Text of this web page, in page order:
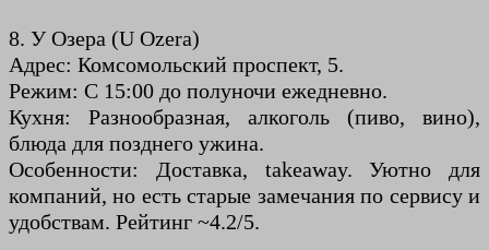
8. У Озера (U Ozera)
Адрес: Комсомольский проспект, 5.
Режим: С 15:00 до полуночи ежедневно.
Кухня: Разнообразная, алкоголь (пиво, вино),
блюда для позднего ужина.
Особенности: Доставка, takeaway. Уютно для
компаний, но есть старые замечания по сервису и
удобствам. Рейтинг ~4.2/5.